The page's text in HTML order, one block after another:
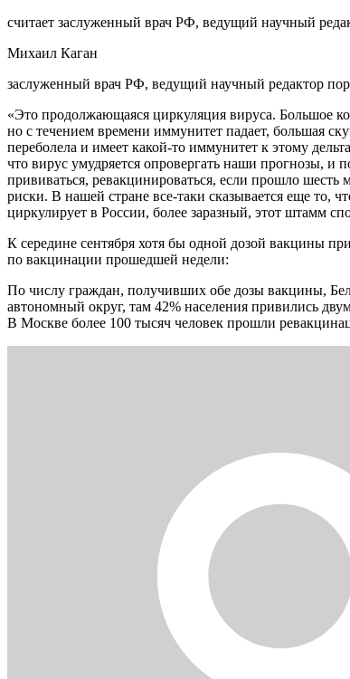
считает заслуженный врач РФ, ведущий научный
Михаил Каган
заслуженный врач РФ, ведущий научный редактор
«Это продолжающаяся циркуляция вируса. Большое
но с течением времени иммунитет падает, большая
переболела и имеет какой-то иммунитет к этому
что вирус умудряется опровергать наши прогнозы, и
прививаться, ревакцинироваться, если прошло
риски. В нашей стране все-таки сказывается еще то,
циркулирует в России, более заразный, этот штамм
К середине сентября хотя бы одной дозой вакцины
по вакцинации прошедшей недели:
По числу граждан, получивших обе дозы вакцины,
автономный округ, там 42% населения привились
В Москве более 100 тысяч человек прошли